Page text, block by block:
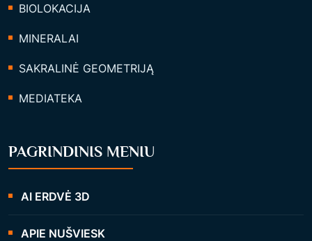
BIOLOKACIJA
MINERALAI
SAKRALINĖ GEOMETRIJĄ
MEDIATEKA
PAGRINDINIS MENIU
AI ERDVĖ 3D
APIE NUŠVIESK